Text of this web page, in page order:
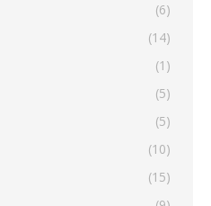
(6)
(14)
(1)
(5)
(5)
(10)
(15)